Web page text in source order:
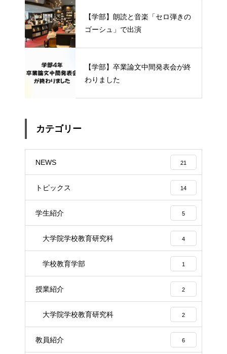
【学部】朗読と音楽「セロ弾きの
ゴーシュ」で出演
【学部】卒業論文中間発表会が終
わりました
カテゴリー
NEWS 21
トピックス 14
学生紹介 5
大学院学校教育研究科 4
学校教育学部 1
授業紹介 2
大学院学校教育研究科 2
教員紹介 6